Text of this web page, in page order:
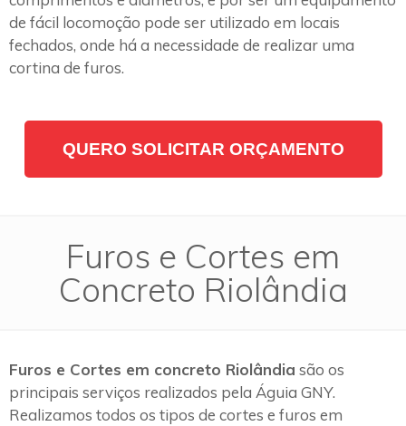
de fácil locomoção pode ser utilizado em locais
fechados, onde há a necessidade de realizar uma
cortina de furos.
QUERO SOLICITAR ORÇAMENTO
Furos e Cortes em
Concreto Riolândia
Furos e Cortes em concreto Riolândia são os
principais serviços realizados pela Águia GNY.
Realizamos todos os tipos de cortes e furos em